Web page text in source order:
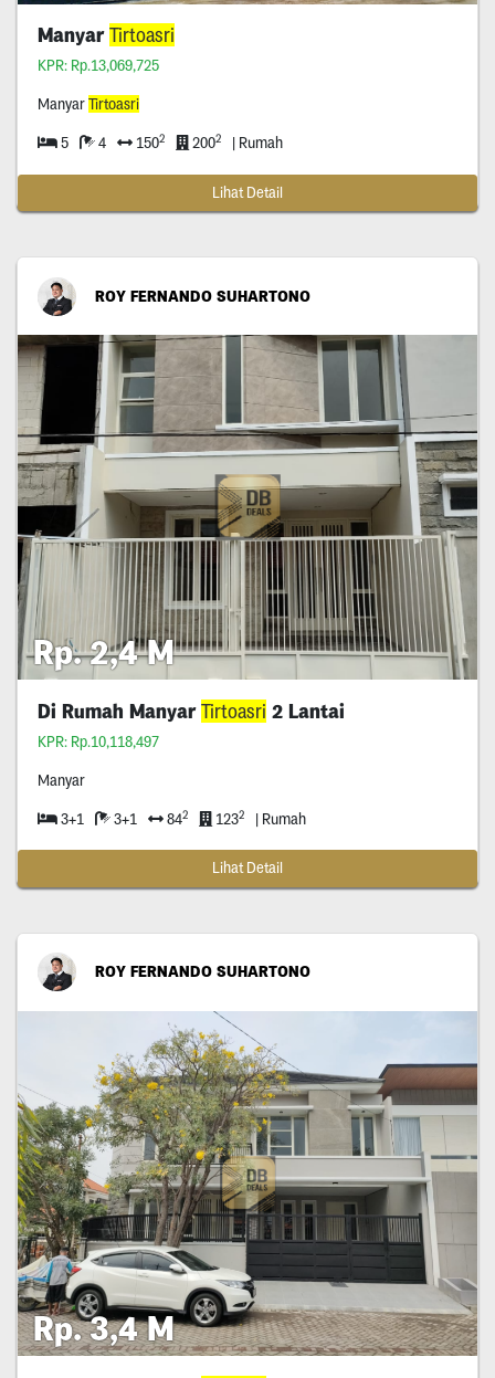
ManyarTirtoasri
KPR: Rp.13,069,725
ManyarTirtoasri
5 4 1502 2002 | Rumah
Lihat Detail
ROY FERNANDO SUHARTONO
Rp. 2,4 M
Di Rumah ManyarTirtoasri 2 Lantai
KPR: Rp.10,118,497
Manyar
3+1 3+1 842 1232 | Rumah
Lihat Detail
ROY FERNANDO SUHARTONO
Rp. 3,4 M